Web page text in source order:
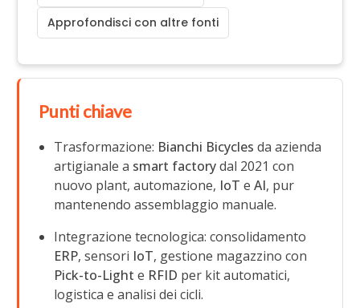
Approfondisci con altre fonti
Punti chiave
Trasformazione: Bianchi Bicycles da azienda
artigianale a smart factorydal 2021 con
nuovo plant, automazione, IoT eAI, pur
mantenendo assemblaggio manuale.
Integrazione tecnologica: consolidamento
ERP, sensori IoT, gestione magazzino con
Pick-to-Light e RFID per kit automatici,
logistica e analisi dei cicli.